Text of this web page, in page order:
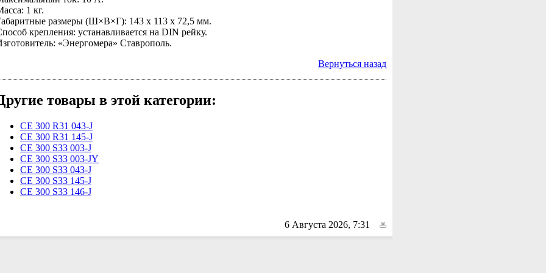
1 кг.
размеры (Ш×В×Г): 143 х 113 х 72,5 мм.
крепления: устанавливается на DIN рейку.
«Энергомера» Ставрополь.
Вернуться назад
товары в этой категории:
CE 300 R31 043-J
CE 300 R31 145-J
CE 300 S33 003-J
CE 300 S33 003-JY
CE 300 S33 043-J
CE 300 S33 145-J
CE 300 S33 146-J
6 Августа 2026, 7:31